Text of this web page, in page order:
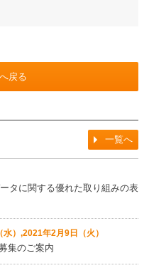
戻る
一覧へ
タに関する優れた取り組みの表
）,2021年2月9日（火）
集のご案内